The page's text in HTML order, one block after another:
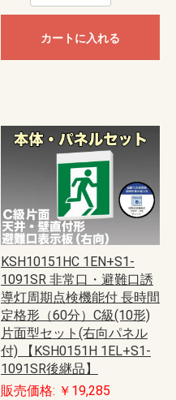
カートに入れる
KSH10151HC 1EN+S1-
1091SR 非常口・避難口誘
導灯周期点検機能付 長時間
定格形（60分）C級(10形)
片面型セット(右向パネル
付) 【KSH0151H 1EL+S1-
1091SR後継品】
販売価格: ￥19,285